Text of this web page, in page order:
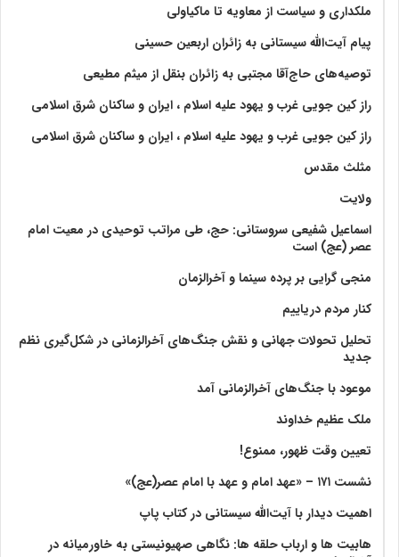
ملکداری و سیاست از معاویه تا ماکیاولی
پیام آیت‌الله سیستانی به زائران اربعین حسینی
توصیه‌های حاج‌آقا مجتبی به زائران بنقل از میثم مطیعی
راز کین جویی غرب و یهود علیه اسلام ، ایران و ساکنان شرق اسلامی
راز کین جویی غرب و یهود علیه اسلام ، ایران و ساکنان شرق اسلامی
مثلث مقدس
ولايت‏
اسماعیل شفیعی سروستانی: حج، طی مراتب توحیدی در معیت امام
عصر (عج) است
منجی گرایی بر پرده سینما و آخرالزمان
کنار مردم دریاییم
تحلیل تحولات جهانی و نقش جنگ‌های آخرالزمانی در شکل‌گیری نظم
جدید
موعود با جنگ‌های آخرالزمانی آمد
ملک عظیم خداوند
تعیین وقت ظهور، ممنوع!
نشست ۱۷۱ – «عهد امام و عهد با امام عصر(عج)»
اهمیت دیدار با آیت‌الله سیستانی در کتاب پاپ
هابیت ها و ارباب حلقه ها: نگاهی صهیونیستی به خاورمیانه در